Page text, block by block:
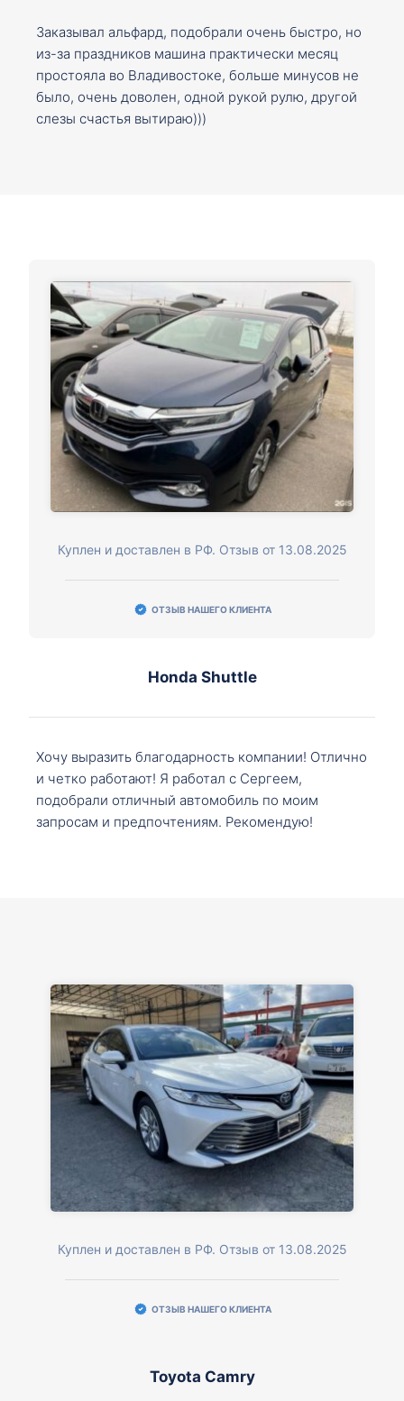
Заказывал альфард, подобрали очень быстро, но
из-за праздников машина практически месяц
простояла во Владивостоке, больше минусов не
было, очень доволен, одной рукой рулю, другой
слезы счастья вытираю)))
Куплен и доставлен в РФ. Отзыв от 13.08.2025
ОТЗЫВ НАШЕГО КЛИЕНТА
Honda Shuttle
Хочу выразить благодарность компании! Отлично
и четко работают! Я работал с Сергеем,
подобрали отличный автомобиль по моим
запросам и предпочтениям. Рекомендую!
Куплен и доставлен в РФ. Отзыв от 13.08.2025
ОТЗЫВ НАШЕГО КЛИЕНТА
Toyota Camry